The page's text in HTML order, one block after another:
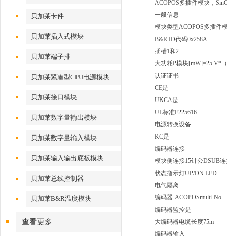
贝加莱卡件
贝加莱插入式模块
贝加莱端子排
贝加莱紧凑型CPU电源模块
贝加莱接口模块
贝加莱数字量输出模块
贝加莱数字量输入模块
贝加莱输入输出底板模块
贝加莱总线控制器
贝加莱B&R温度模块
查看更多
ACOPOS多插件模块，
一般信息
模块类型ACOPOS多插件
B&R ID代码0x258A
插槽1和2
大功耗P模块[mW]=25 V*
认证证书
CE是
UKCA是
UL标准E225616
电源转换设备
KC是
编码器连接
模块侧连接15针公DSUB
状态指示灯UP/DN LED
电气隔离
编码器-ACOPOSmulti-No
编码器监控是
大编码器电缆长度75m
编码器输入